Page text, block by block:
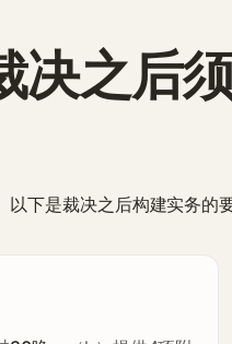
决之后
下是裁决之后构建实务的要